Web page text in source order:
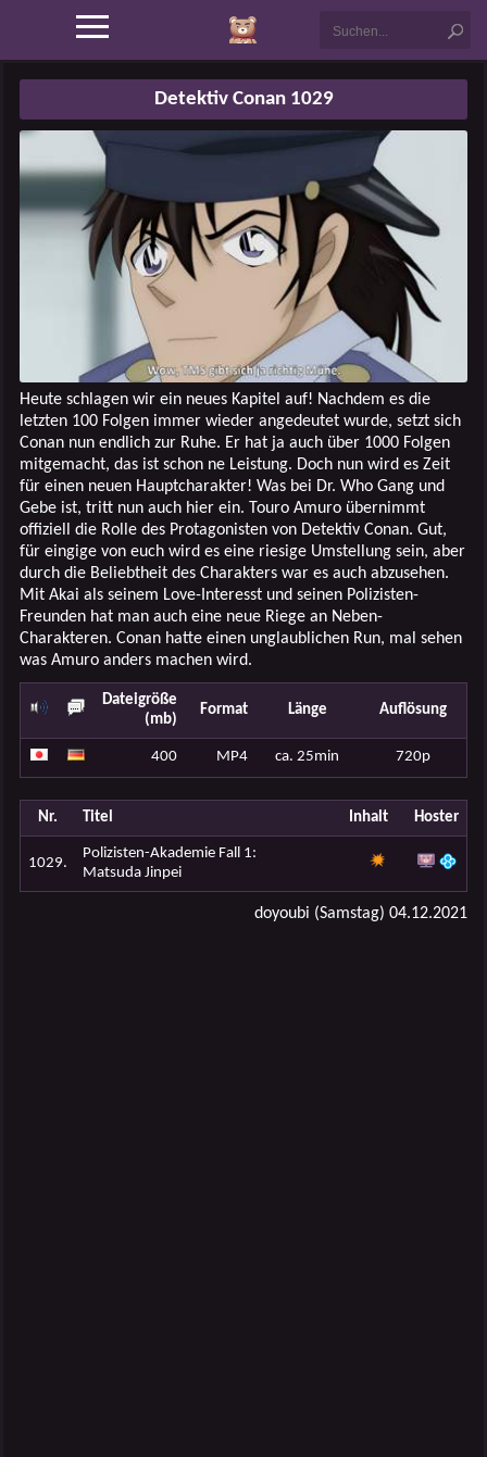
Detektiv Conan 1029
Heute schlagen wir ein neues Kapitel auf! Nachdem es die
letzten 100 Folgen immer wieder angedeutet wurde, setzt sich
Conan nun endlich zur Ruhe. Er hat ja auch über 1000 Folgen
mitgemacht, das ist schon ne Leistung. Doch nun wird es Zeit
für einen neuen Hauptcharakter! Was bei Dr. Who Gang und
Gebe ist, tritt nun auch hier ein. Touro Amuro übernimmt
offiziell die Rolle des Protagonisten von Detektiv Conan. Gut,
für eingige von euch wird es eine riesige Umstellung sein, aber
durch die Beliebtheit des Charakters war es auch abzusehen.
Mit Akai als seinem Love-Interesst und seinen Polizisten-
Freunden hat man auch eine neue Riege an Neben-
Charakteren. Conan hatte einen unglaublichen Run, mal sehen
was Amuro anders machen wird.
Dateigröße
(mb)
Format Länge Auflösung
400 MP4 ca. 25min 720p
Nr. Titel Inhalt Hoster
1029.
Polizisten-Akademie Fall 1:
Matsuda Jinpei
doyoubi (Samstag) 04.12.2021